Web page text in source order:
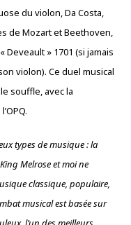
du violon, Da Costa,
de Mozart et Beethoven,
» 1701 (si jamais
violon). Ce duel musical
souffle, avec la
types de musique : la
Melrose et moi ne
classique, populaire,
musical est basée sur